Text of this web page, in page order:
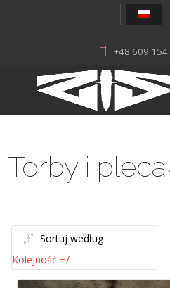
+48 609 154
Torby i
Sortuj według
Kolejność +/-